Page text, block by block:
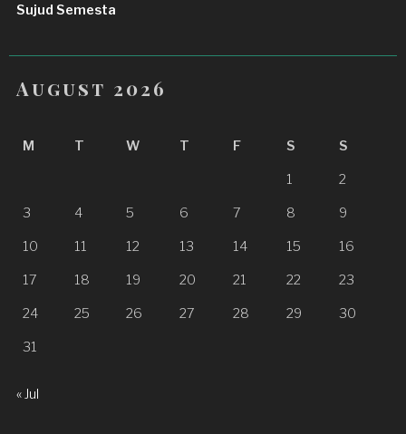
Sujud Semesta
August 2026
M T W T F S S
1 2
3 4 5 6 7 8 9
10 11 12 13 14 15 16
17 18 19 20 21 22 23
24 25 26 27 28 29 30
31
« Jul